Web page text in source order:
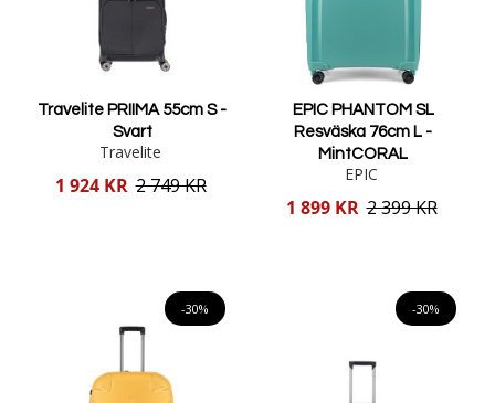
Travelite PRIIMA 55cm S -
Svart
Travelite
Reducerat
1 924 KR 2 749 KR
EPIC PHANTOM SL
Resväska 76cm L -
MintCORAL
EPIC
Reducerat
1 899 KR 2 399 KR
-30% -30%